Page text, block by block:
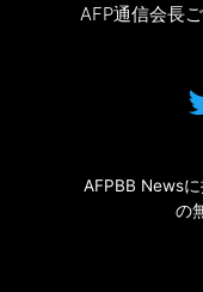
AFP通信会長
AFPBB News
の